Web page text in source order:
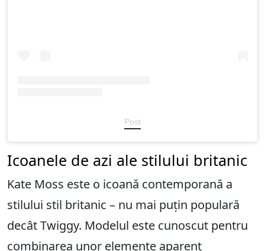
Post
Icoanele de azi ale stilului britanic
Kate Moss este o icoană contemporană a
stilului stil britanic – nu mai puțin populară
decât Twiggy. Modelul este cunoscut pentru
combinarea unor elemente aparent